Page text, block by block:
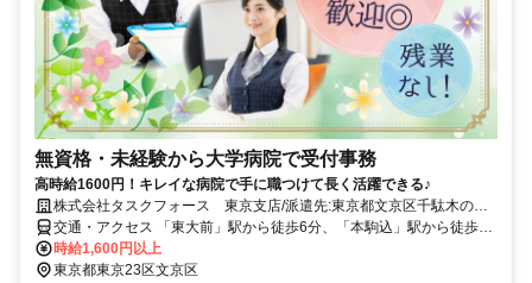
無資格・未経験から大学病院で受付事務
高時給1600円！キレイな病院で手に職つけて長く活躍できる♪
株式会社タスクフォース 東京支店/派遣先:東京都文京区千駄木の病
院
交通・アクセス 「東大前」駅から徒歩6分、「本駒込」駅から徒歩11
分、「千駄木」駅から徒歩11分
時給1,600円以上
東京都東京23区文京区